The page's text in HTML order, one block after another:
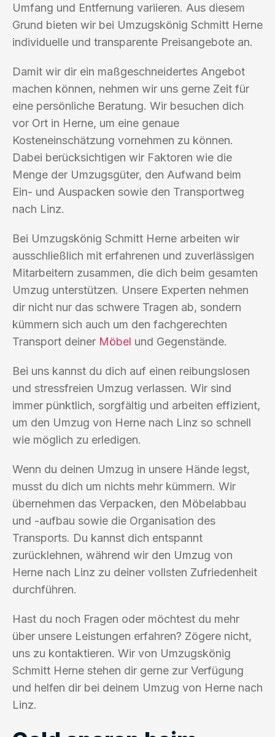
Umfang und Entfernung variieren. Aus diesem
Grund bieten wir bei Umzugskönig Schmitt Herne
individuelle und transparente Preisangebote an.
Damit wir dir ein maßgeschneidertes Angebot
machen können, nehmen wir uns gerne Zeit für
eine persönliche Beratung. Wir besuchen dich
vor Ort in Herne, um eine genaue
Kosteneinschätzung vornehmen zu können.
Dabei berücksichtigen wir Faktoren wie die
Menge der Umzugsgüter, den Aufwand beim
Ein- und Auspacken sowie den Transportweg
nach Linz.
Bei Umzugskönig Schmitt Herne arbeiten wir
ausschließlich mit erfahrenen und zuverlässigen
Mitarbeitern zusammen, die dich beim gesamten
Umzug unterstützen. Unsere Experten nehmen
dir nicht nur das schwere Tragen ab, sondern
kümmern sich auch um den fachgerechten
Transport deiner Möbel und Gegenstände.
Bei uns kannst du dich auf einen reibungslosen
und stressfreien Umzug verlassen. Wir sind
immer pünktlich, sorgfältig und arbeiten effizient,
um den Umzug von Herne nach Linz so schnell
wie möglich zu erledigen.
Wenn du deinen Umzug in unsere Hände legst,
musst du dich um nichts mehr kümmern. Wir
übernehmen das Verpacken, den Möbelabbau
und -aufbau sowie die Organisation des
Transports. Du kannst dich entspannt
zurücklehnen, während wir den Umzug von
Herne nach Linz zu deiner vollsten Zufriedenheit
durchführen.
Hast du noch Fragen oder möchtest du mehr
über unsere Leistungen erfahren? Zögere nicht,
uns zu kontaktieren. Wir von Umzugskönig
Schmitt Herne stehen dir gerne zur Verfügung
und helfen dir bei deinem Umzug von Herne nach
Linz.